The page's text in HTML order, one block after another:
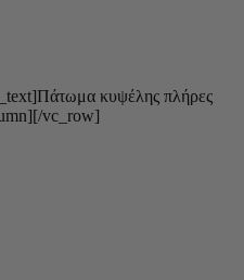
κυψέλης πλήρες
vc_row]